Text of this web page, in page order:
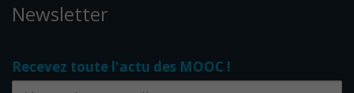
Newsletter
Recevez toute l'actu des MOOC !